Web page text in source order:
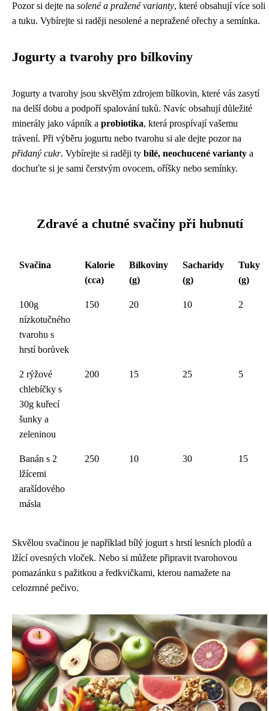
Pozor si dejte na solené a pražené varianty, které obsahují více soli
a tuku. Vybírejte si raději nesolené a nepražené ořechy a semínka.
Jogurty a tvarohy pro bílkoviny
Jogurty a tvarohy jsou skvělým zdrojem bílkovin, které vás zasytí
na delší dobu a podpoří spalování tuků. Navíc obsahují důležité
minerály jako vápník a probiotika, která prospívají vašemu
trávení. Při výběru jogurtu nebo tvarohu si ale dejte pozor na
přidaný cukr. Vybírejte si raději ty bílé, neochucené varianty a
dochuťte si je sami čerstvým ovocem, oříšky nebo semínky.
Zdravé a chutné svačiny při hubnutí
Svačina
Kalorie
(cca)
Bílkoviny
(g)
Sacharidy
(g)
Tuky
(g)
100g
nízkotučného
tvarohu s
hrstí borůvek
150 20 10 2
2 rýžové
chlebíčky s
30g kuřecí
šunky a
zeleninou
200 15 25 5
Banán s 2
lžícemi
arašídového
másla
250 10 30 15
Skvělou svačinou je například bílý jogurt s hrstí lesních plodů a
lžící ovesných vloček. Nebo si můžete připravit tvarohovou
pomazánku s pažitkou a ředkvičkami, kterou namažete na
celozrnné pečivo.